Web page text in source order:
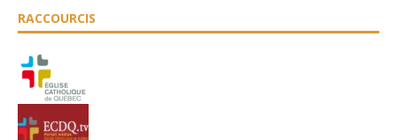
RACCOURCIS